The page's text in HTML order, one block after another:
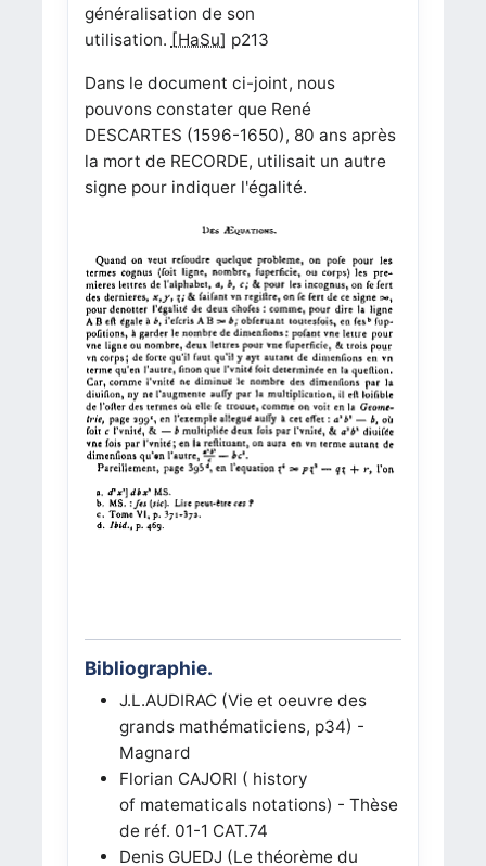
généralisation de son
utilisation. [HaSu] p213
Dans le document ci-joint, nous
pouvons constater que René
DESCARTES (1596-1650), 80 ans après
la mort de RECORDE, utilisait un autre
signe pour indiquer l'égalité.
Bibliographie.
J.L.AUDIRAC (Vie et oeuvre des
grands mathématiciens, p34) -
Magnard
Florian CAJORI ( history
of matematicals notations) - Thèse
de réf. 01-1 CAT.74
Denis GUEDJ (Le théorème du